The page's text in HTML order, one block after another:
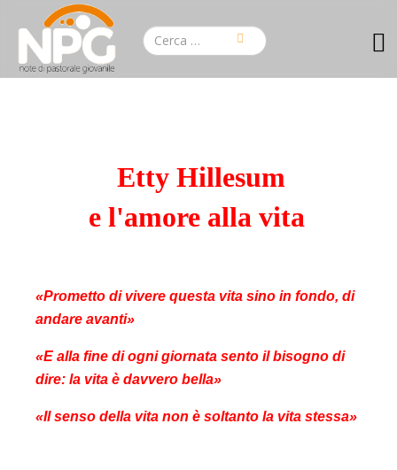
Etty Hillesum
e l'amore alla vita
«Prometto di vivere questa vita sino in fondo, di
andare avanti»
«E alla fine di ogni giornata sento il bisogno di
dire: la vita è davvero bella»
«Il senso della vita non è soltanto la vita stessa»